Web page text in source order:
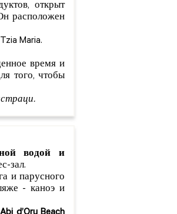
открыт
расположен
Maria.
время и
того, чтобы
водой и
зал.
и парусного
- каноэ и